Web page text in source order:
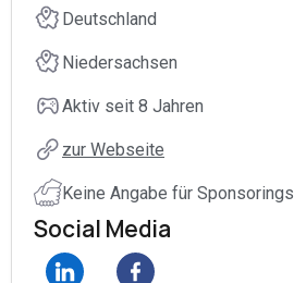
Deutschland
Niedersachsen
Aktiv seit 8 Jahren
zur Webseite
Keine Angabe für Sponsorings
Social Media